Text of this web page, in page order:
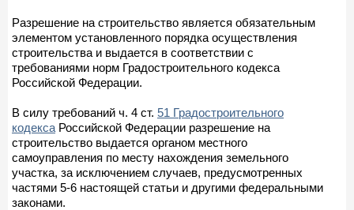
Разрешение на строительство является обязательным
элементом установленного порядка осуществления
строительства и выдается в соответствии с
требованиями норм Градостроительного кодекса
Российской Федерации.
В силу требований ч. 4 ст. 51 Градостроительного
кодекса Российской Федерации разрешение на
строительство выдается органом местного
самоуправления по месту нахождения земельного
участка, за исключением случаев, предусмотренных
частями 5-6 настоящей статьи и другими федеральными
законами.